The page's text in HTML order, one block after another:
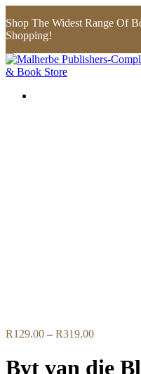
Shop The Widest Range Of
Shopping!
R129.00 – R319.00Price
R129.00
through
Byt van die